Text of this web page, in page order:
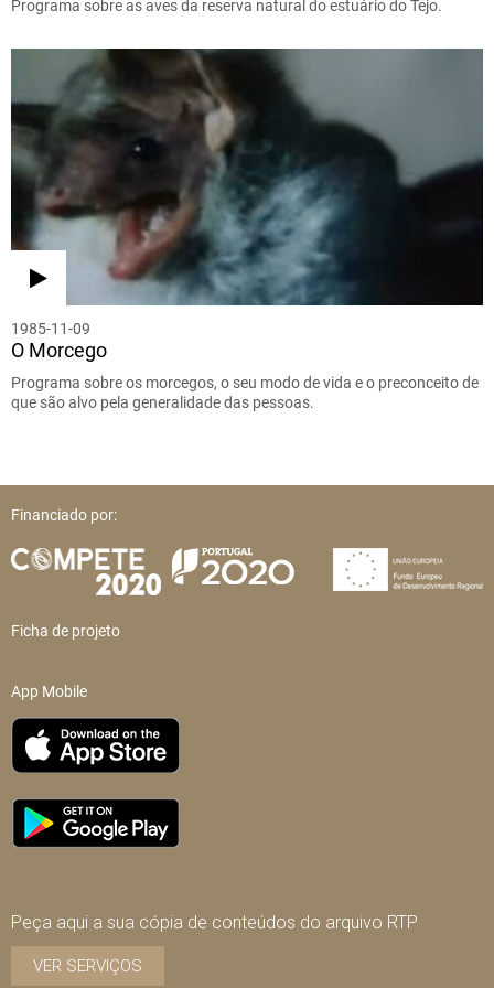
Programa sobre as aves da reserva natural do estuário do Tejo.
1985-11-09
O Morcego
Programa sobre os morcegos, o seu modo de vida e o preconceito de
que são alvo pela generalidade das pessoas.
Financiado por:
Ficha de projeto
App Mobile
Peça aqui a sua cópia de conteúdos do arquivo RTP
VER SERVIÇOS